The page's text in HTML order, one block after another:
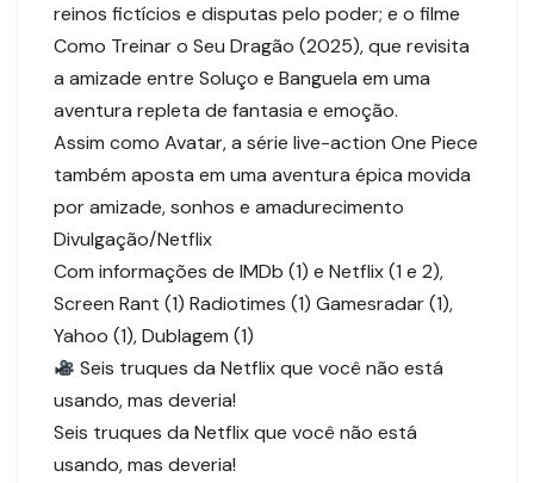
reinos fictícios e disputas pelo poder; e o filme
Como Treinar o Seu Dragão (2025), que revisita
a amizade entre Soluço e Banguela em uma
aventura repleta de fantasia e emoção.
Assim como Avatar, a série live-action One Piece
também aposta em uma aventura épica movida
por amizade, sonhos e amadurecimento
Divulgação/Netflix
Com informações de IMDb (1) e Netflix (1 e 2),
Screen Rant (1) Radiotimes (1) Gamesradar (1),
Yahoo (1), Dublagem (1)
Seis truques da Netflix que você não está
usando, mas deveria!
Seis truques da Netflix que você não está
usando, mas deveria!